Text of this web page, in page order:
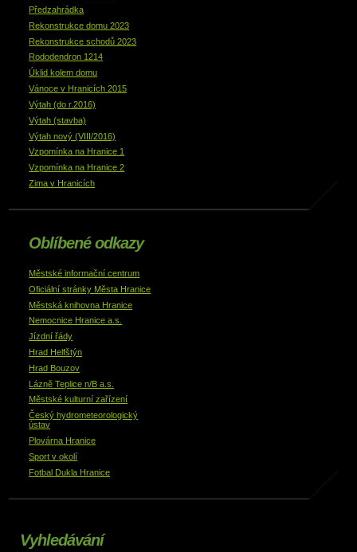
Předzahrádka
Rekonstrukce domu 2023
Rekonstrukce schodů 2023
Rododendron 1214
Úklid kolem domu
Vánoce v Hranicích 2015
Výtah (do r.2016)
Výtah (stavba)
Výtah nový (VIII/2016)
Vzpomínka na Hranice 1
Vzpomínka na Hranice 2
Zima v Hranicích
Oblíbené odkazy
Městské informační centrum
Oficiální stránky Města Hranice
Městská knihovna Hranice
Nemocnice Hranice a.s.
Jízdní řády
Hrad Helfštýn
Hrad Bouzov
Lázně Teplice n/B a.s.
Městské kulturní zařízení
Český hydrometeorologický
ústav
Plovárna Hranice
Sport v okolí
Fotbal Dukla Hranice
Vyhledávání